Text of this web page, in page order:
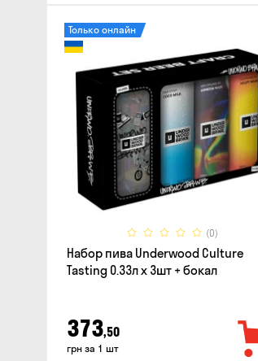
(0)
Только онлайн
Набор пива Underwood Culture
Tasting 0.33л x 3шт + бокал
373,50
грн за 1 шт